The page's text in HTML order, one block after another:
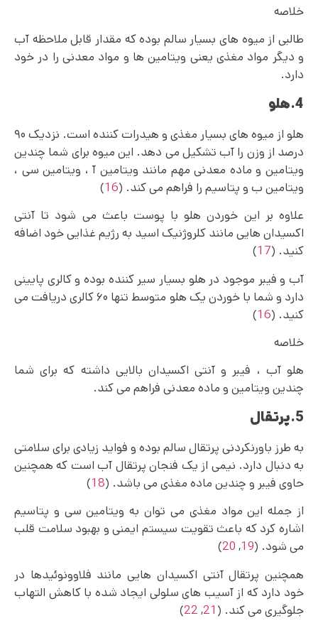
خلاصه
طالبی از میوه های بسیار سالم بوده که مقدار قابل ملاحظه آب
و دیگر مواد مغذی یعنی ویتامین‌ ها و مواد معدنی را در خود
دارد.
4.هلو
هلو از میوه های بسیار مغذی و هیدرات کننده است. نزدیک ۹۰
درصد از وزن را آب تشکیل می دهد. این میوه برای شما چندین
ویتامین و ماده معدنی مهم مانند ویتامین آ ، ویتامین سی ،
ویتامین ب و پتاسیم را فراهم می کند. (16
)
علاوه بر این خوردن هلو با پوست باعث می شود تا آنتی
اکسیدان هایی مانند کلروژنیک اسید به رژیم غذایی خود اضافه
کنید. (17
)
آب و فیبر موجود در هلو بسیار سیر کننده بوده و کالری پایینی
دارد و شما با خوردن یک هلو متوسط تنها ۶۰ کالری دریافت می
کنید. (16
)
خلاصه
هلو آب ، فیبر و آنتی اکسیدان بالایی داشته که برای شما
چندین ویتامین و ماده معدنی فراهم می کند.
5.پرتقال
به طرز باورنکردنی پرتقال سالم بوده و فواید زیادی برای سلامتی
به دنبال دارد. نیمی از یک فنجان پرتقال آب است که همچنین
حاوی فیبر و چندین ماده مغذی می باشد. (18
)
از جمله این مواد مغذی می‌ توان به ویتامین سی و پتاسیم
اشاره کرد که باعث تقویت سیستم ایمنی و بهبود سلامت قلب
می شود. (19
,
20
)
همچنین پرتقال آنتی اکسیدان هایی مانند فلاوونوئیدها در
خود دارد که از آسیب های سلولی ایجاد شده با کاهش التهاب
جلوگیری می کند. ( 21
,
22
)